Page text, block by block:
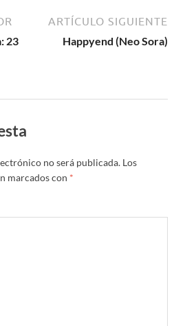
23
ARTÍCULO SIGUIENTE
Happyend (Neo Sora)
no será publicada. Los
marcados con *